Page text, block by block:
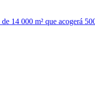
14 000 m² que acogerá